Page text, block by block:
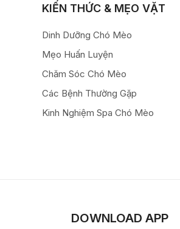
KIẾN THỨC & MẸO VẶT
Dinh Dưỡng Chó Mèo
Mẹo Huấn Luyện
Chăm Sóc Chó Mèo
Các Bệnh Thường Gặp
Kinh Nghiệm Spa Chó Mèo
DOWNLOAD APP